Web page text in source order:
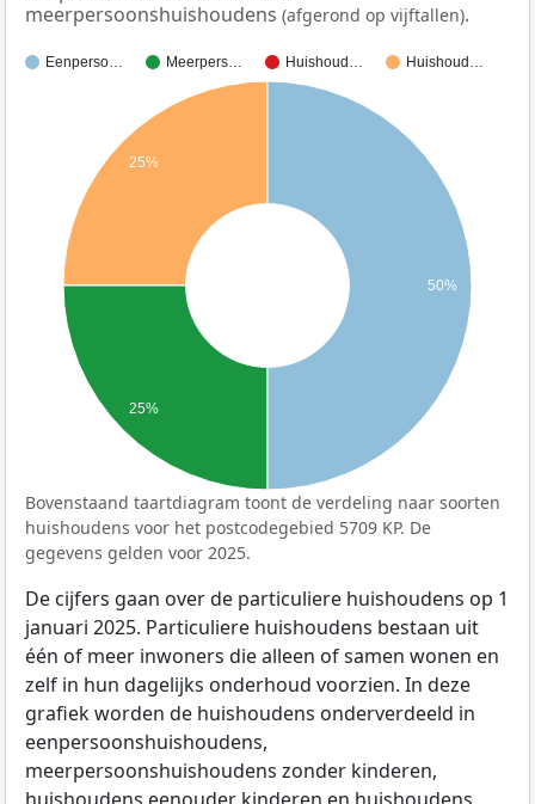
meerpersoonshuishoudens (afgerond op vijftallen).
Eenperso… Meerpers… Huishoud… Huishoud…
25%
25%
50%
Bovenstaand taartdiagram toont de verdeling naar soorten
huishoudens voor het postcodegebied 5709 KP. De
gegevens gelden voor 2025.
De cijfers gaan over de particuliere huishoudens op 1
januari 2025. Particuliere huishoudens bestaan uit
één of meer inwoners die alleen of samen wonen en
zelf in hun dagelijks onderhoud voorzien. In deze
grafiek worden de huishoudens onderverdeeld in
eenpersoonshuishoudens,
meerpersoonshuishoudens zonder kinderen,